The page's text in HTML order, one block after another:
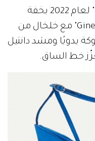
تمت إعادة تصور "The Soquette" لعام 2022 بخفة
وإثارة جديدة. إذ يأتي تصميم "Ginevra" مع خلخال من
يدويًا ومشد دانتيل
خط الساق.